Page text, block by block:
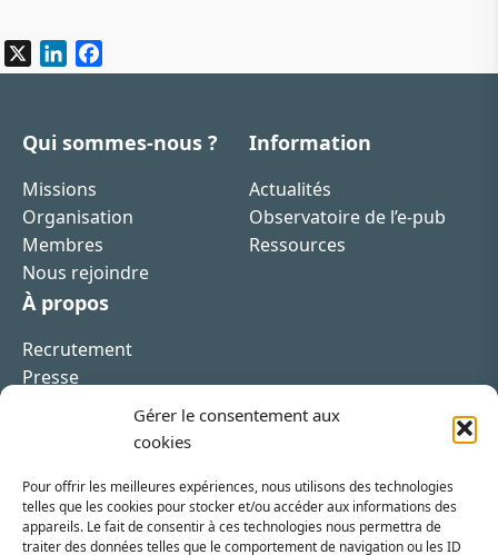
Gérer le consentement aux
cookies
Pour offrir les meilleures expériences, nous utilisons des technologies
telles que les cookies pour stocker et/ou accéder aux informations des
appareils. Le fait de consentir à ces technologies nous permettra de
traiter des données telles que le comportement de navigation ou les ID
LinkedIn
Qui sommes-nous ?
Missions
Organisation
Membres
Nous rejoindre
Information
Actualités
Observatoire de l’e-pub
Ressources
À propos
Recrutement
Presse
Inscrivez-vous à la newsletter